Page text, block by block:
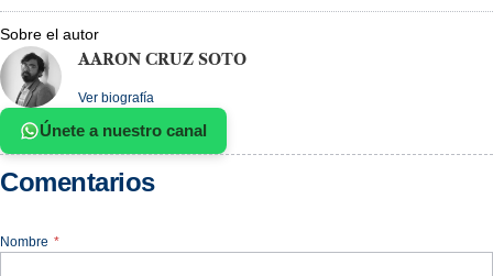
Sobre el autor
AARON CRUZ SOTO
Ver biografía
Únete a nuestro canal
Comentarios
Nombre *